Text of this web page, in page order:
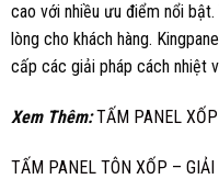
cao với nhiều ưu điểm nổi
lòng cho khách hàng.
cấp các giải pháp cách nhiệt
Xem Thêm:TẤM PANEL
TẤM PANEL TÔN XỐP –